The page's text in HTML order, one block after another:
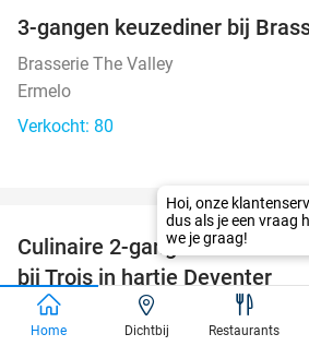
3-gangen keuzediner bij
Brasserie The Valley
Ermelo
Verkocht: 80
Culinaire 2-gangen
bij Trois in hartje Deventer
Trois Deventer
Deventer
Home Dichtbij Restaurants